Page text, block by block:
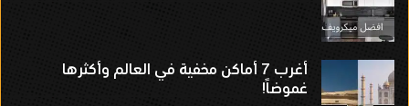
أغرب 7 أماكن مخفية في العالم وأكثرها
غموضاً!